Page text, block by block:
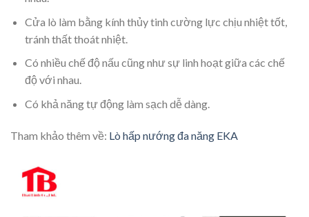
Cửa lò làm bằng kính thủy tinh cường lực chịu nhiệt tốt,
tránh thất thoát nhiệt.
Có nhiều chế độ nấu cũng như sự linh hoạt giữa các chế
độ với nhau.
Có khả năng tự động làm sạch dễ dàng.
Tham khảo thêm về: Lò hấp nướng đa năng EKA